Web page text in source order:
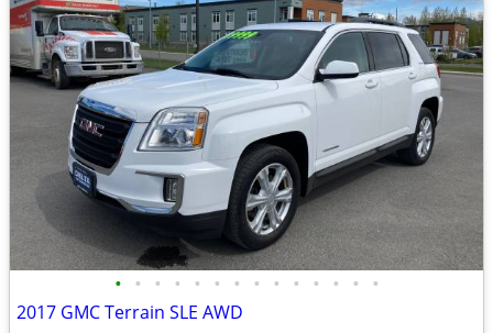
• • • • • • • • • • • • • •
2017 GMC Terrain SLE AWD